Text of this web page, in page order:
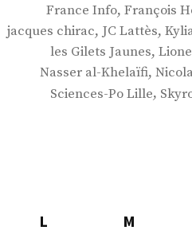
France Info, François
jacques chirac, JC Lattès,
les Gilets Jaunes,
Nasser al-Khelaïfi,
Sciences-Po Lille,
L
M